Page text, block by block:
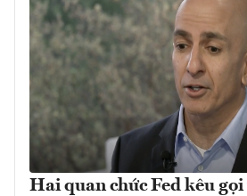
Hai quan chức Fed kêu